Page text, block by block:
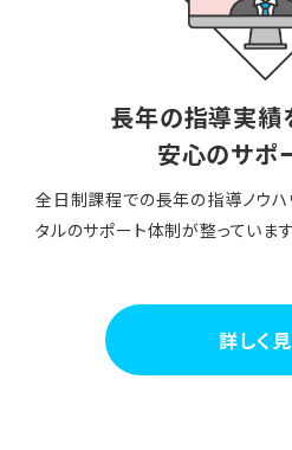
長年の指導実績
安心のサポ
全日制課程での長年の指導ノウハ
タルのサポート体制が整っています
詳しく